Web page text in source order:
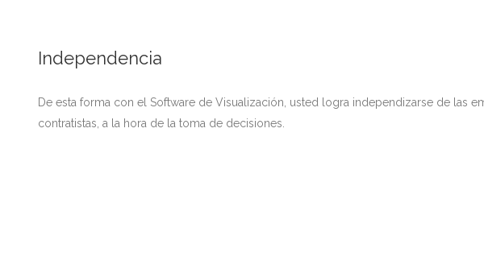
Independencia
De esta forma con el Software de Visualización, usted logra independizarse de las
contratistas, a la hora de la toma de decisiones.